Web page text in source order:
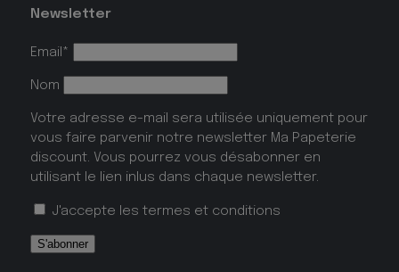
Newsletter
Email*
Nom
Votre adresse e-mail sera utilisée uniquement pour
vous faire parvenir notre newsletter Ma Papeterie
discount. Vous pourrez vous désabonner en
utilisant le lien inlus dans chaque newsletter.
J'accepte les termes et conditions